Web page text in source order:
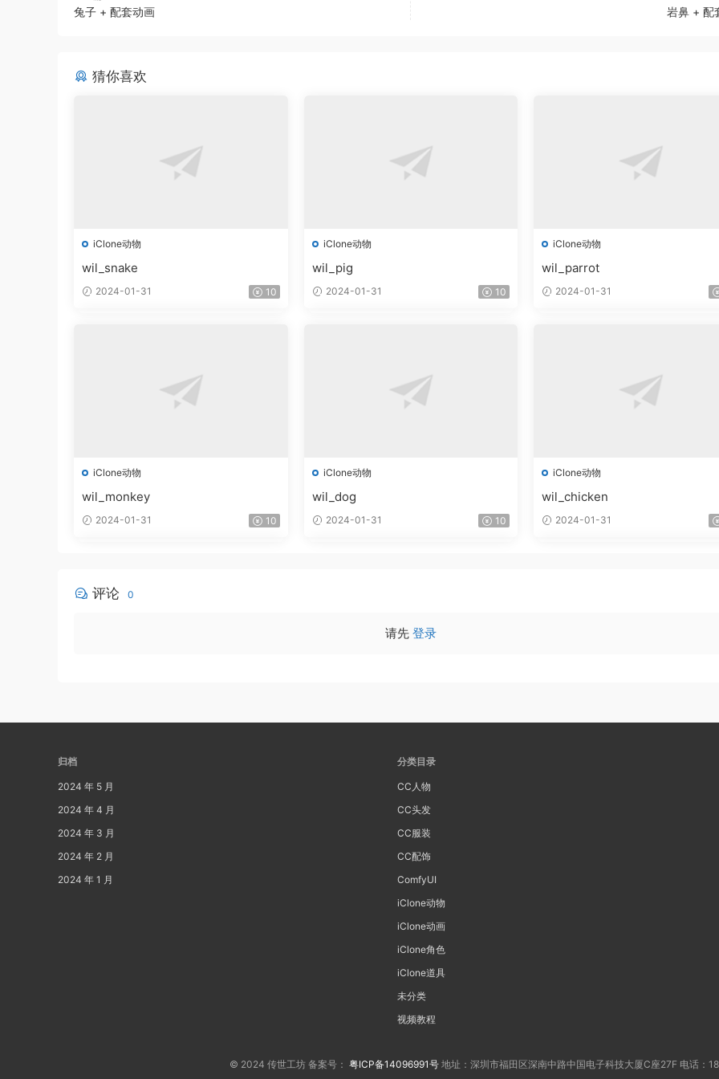
兔子 + 配套动画 岩鼻 + 配
猜你喜欢
iClone动物
wil_snake
2024-01-31 10
iClone动物
wil_pig
2024-01-31 10
iClone动物
wil_parrot
2024-01-31
iClone动物
wil_monkey
2024-01-31 10
iClone动物
wil_dog
2024-01-31 10
iClone动物
wil_chicken
2024-01-31
评论 0
请先 登录
归档
2024 年 5 月
2024 年 4 月
2024 年 3 月
2024 年 2 月
2024 年 1 月
分类目录
CC人物
CC头发
CC服装
CC配饰
ComfyUI
iClone动物
iClone动画
iClone角色
iClone道具
未分类
视频教程
© 2024 传世工坊 备案号： 粤ICP备14096991号地址：深圳市福田区深南中路中国电子科技大厦C座27F 电话：